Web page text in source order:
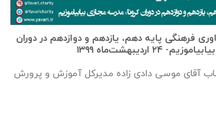
فرهنگی پایه دهم، یازدهم و دوازدهم در دوران
اردیبهشت‌ماه ۱۳۹۹
آقای موسی دادی زاده مدیرکل آموزش و پرورش